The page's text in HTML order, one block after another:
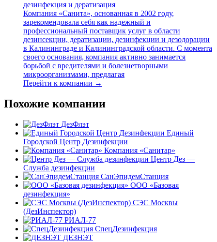
дезинфекция и дератизация
Компания «Санита», основанная в 2002 году,
зарекомендовала себя как надежный и
профессиональный поставщик услуг в области
дезинсекции, дератизации, дезинфекции и дезодорации
в Калининграде и Калининградской области. С момента
своего основания, компания активно занимается
борьбой с вредителями и болезнетворными
микроорганизмами, предлагая
Перейти к компании →
Похожие компании
ДезФлэт
Единый
Городской Центр Дезинфекции
Компания «Санитар»
Центр Дез —
Служба дезинфекции
СанЭпидемСтанция
ООО «Базовая
дезинфекция»
СЭС Москвы
(ДезИнспектор)
РИАЛ-77
СпецДезинфекция
ДЕЗНЭТ